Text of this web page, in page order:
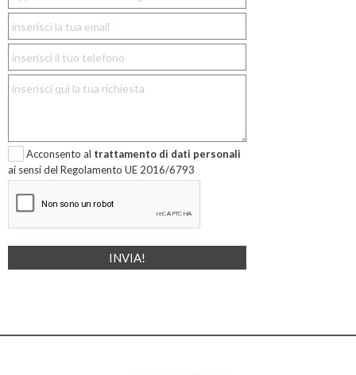
Acconsento al trattamento di dati personali
ai sensi del Regolamento UE 2016/6793